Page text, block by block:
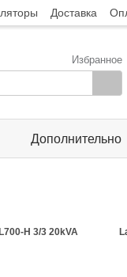
Доставка
Избранное
Дополнительно
H 3/3 20kVA